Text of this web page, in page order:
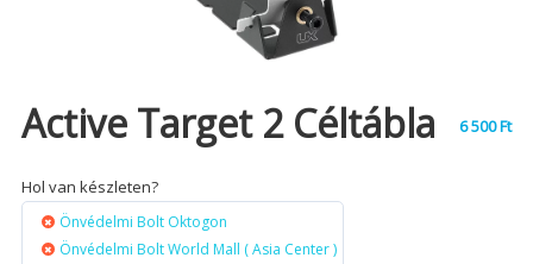
Active Target 2 Céltábla 6 500Ft
Hol van készleten?
Önvédelmi Bolt Oktogon
Önvédelmi Bolt World Mall ( Asia Center )